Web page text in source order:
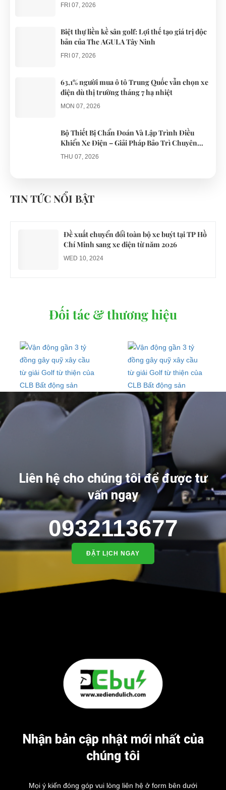
FRI 07, 2026
Biệt thự liền kề sân golf: Lợi thế tạo giá trị độc
bản của The AGULA Tây Ninh
FRI 07, 2026
63,1% người mua ô tô Trung Quốc vẫn chọn xe
điện dù thị trường tháng 7 hạ nhiệt
MON 07, 2026
Bộ Thiết Bị Chẩn Đoán Và Lập Trình Điều
Khiển Xe Điện – Giải Pháp Bảo Trì Chuyên
Nghiệp
THU 07, 2026
gổ khi đón du khách ở Quy Nhơn
TIN TỨC NỔI BẬT
Đề xuất chuyển đổi toàn bộ xe buýt tại TP Hồ
Chí Minh sang xe điện từ năm 2026
WED 10, 2024
Đối tác & thương hiệu
Liên hệ cho chúng tôi để được tư
vấn ngay
0932113677
ĐẶT LỊCH NGAY
Nhận bản cập nhật mới nhất của
chúng tôi
Mọi ý kiến đóng góp vui lòng liên hệ ở form bên dưới